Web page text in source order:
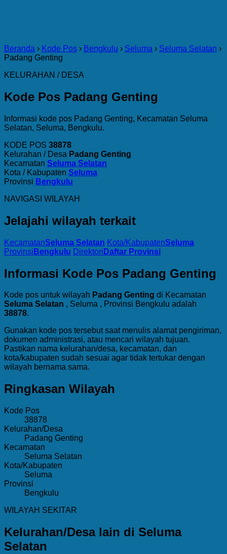
Beranda › Kode Pos › Bengkulu › Seluma › Seluma Selatan ›
Padang Genting
KELURAHAN / DESA
Kode Pos Padang Genting
Informasi kode pos Padang Genting, Kecamatan Seluma
Selatan, Seluma, Bengkulu.
KODE POS 38878
Kelurahan / Desa Padang Genting
Kecamatan Seluma Selatan
Kota / Kabupaten Seluma
Provinsi Bengkulu
NAVIGASI WILAYAH
Jelajahi wilayah terkait
KecamatanSeluma Selatan Kota/KabupatenSeluma
Provinsi Bengkulu Direktori Daftar Provinsi
Informasi Kode Pos Padang Genting
Kode pos untuk wilayah Padang Genting di Kecamatan
Seluma Selatan , Seluma , Provinsi Bengkulu adalah
38878.
Gunakan kode pos tersebut saat menulis alamat pengiriman,
dokumen administrasi, atau mencari wilayah tujuan.
Pastikan nama kelurahan/desa, kecamatan, dan
kota/kabupaten sudah sesuai agar tidak tertukar dengan
wilayah bernama sama.
Ringkasan Wilayah
Kode Pos
38878
Kelurahan/Desa
Padang Genting
Kecamatan
Seluma Selatan
Kota/Kabupaten
Seluma
Provinsi
Bengkulu
WILAYAH SEKITAR
Kelurahan/Desa lain di Seluma
Selatan